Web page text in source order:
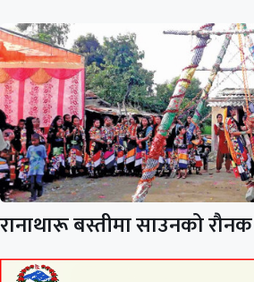
रानाथारू बस्तीमा साउनको